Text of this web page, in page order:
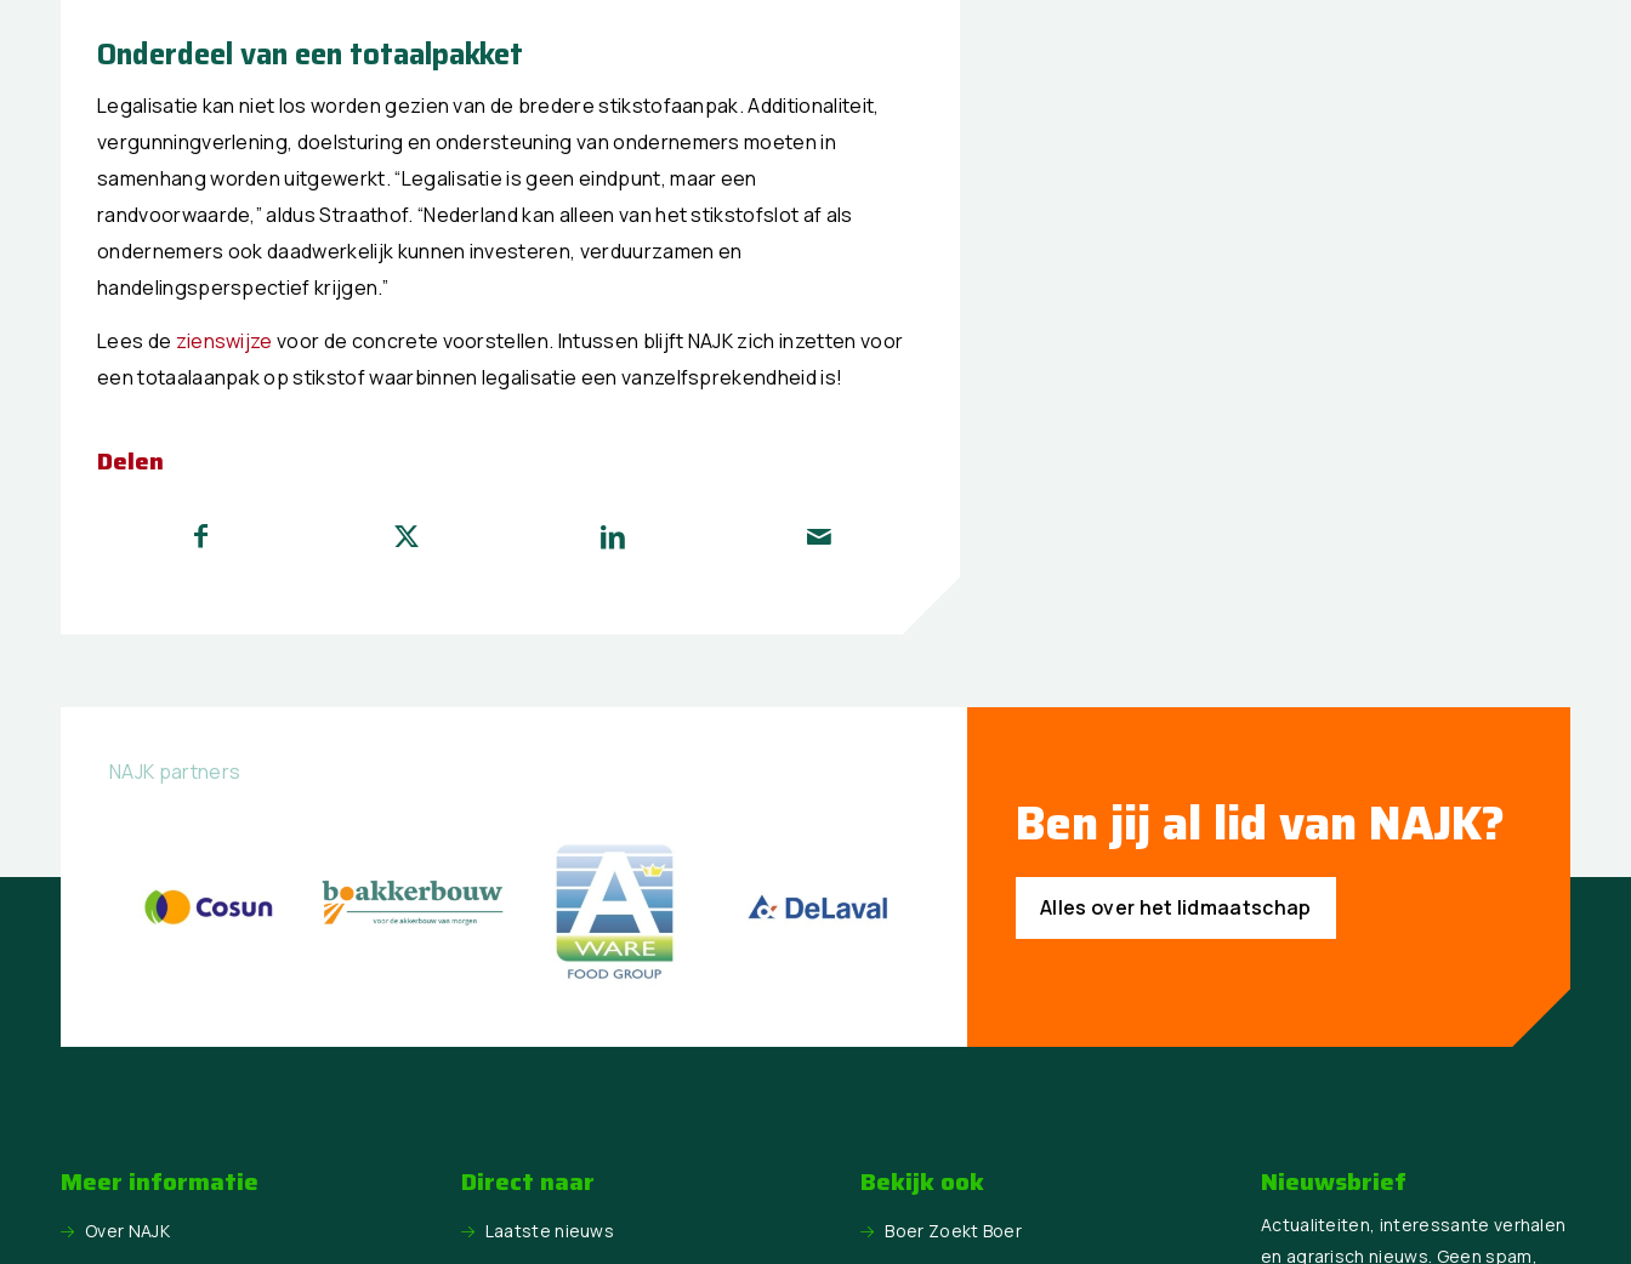
Onderdeel van een totaalpakket
Legalisatie kan niet los worden gezien van de bredere stikstofaanpak. Additionaliteit,
vergunningverlening, doelsturing en ondersteuning van ondernemers moeten in
samenhang worden uitgewerkt. “Legalisatie is geen eindpunt, maar een
randvoorwaarde,” aldus Straathof. “Nederland kan alleen van het stikstofslot af als
ondernemers ook daadwerkelijk kunnen investeren, verduurzamen en
handelingsperspectief krijgen.”
Lees de zienswijze voor de concrete voorstellen. Intussen blijft NAJK zich inzetten voor
een totaalaanpak op stikstof waarbinnen legalisatie een vanzelfsprekendheid is!
Delen
NAJK partners
Ben jij al lid van NAJK?
Alles over het lidmaatschap
Meer informatie
Over NAJK
Direct naar
Laatste nieuws
Bekijk ook
Boer Zoekt Boer
Nieuwsbrief
Actualiteiten, interessante verhalen
en agrarisch nieuws. Geen spam,